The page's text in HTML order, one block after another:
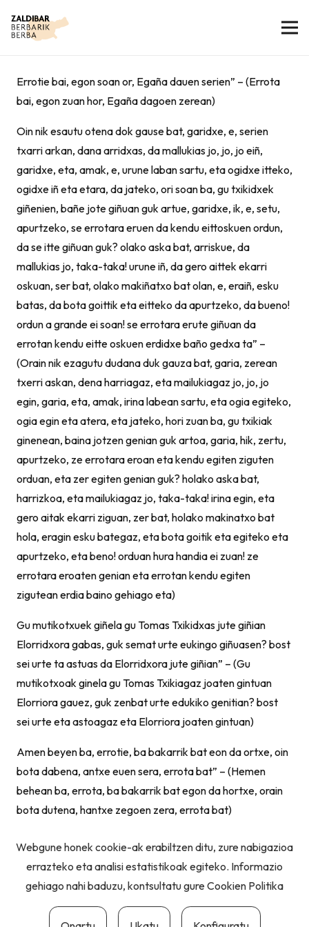
Errotie bai, egon soan or, Egaña dauen serien” – (Errota
bai, egon zuan hor, Egaña dagoen zerean)
Oin nik esautu otena dok gause bat, garidxe, e, serien
txarri arkan, dana arridxas, da mallukias jo, jo, jo eiñ,
garidxe, eta, amak, e, urune laban sartu, eta ogidxe itteko,
ogidxe iñ eta etara, da jateko, ori soan ba, gu txikidxek
giñenien, bañe jote giñuan guk artue, garidxe, ik, e, setu,
apurtzeko, se errotara eruen da kendu eittoskuen ordun,
da se itte giñuan guk? olako aska bat, arriskue, da
mallukias jo, taka-taka! urune iñ, da gero aittek ekarri
oskuan, ser bat, olako makiñatxo bat olan, e, eraiñ, esku
batas, da bota goittik eta eitteko da apurtzeko, da bueno!
ordun a grande ei soan! se errotara erute giñuan da
errotan kendu eitte oskuen erdidxe baño gedxa ta” –
(Orain nik ezagutu dudana duk gauza bat, garia, zerean
txerri askan, dena harriagaz, eta mailukiagaz jo, jo, jo
egin, garia, eta, amak, irina labean sartu, eta ogia egiteko,
ogia egin eta atera, eta jateko, hori zuan ba, gu txikiak
ginenean, baina jotzen genian guk artoa, garia, hik, zertu,
apurtzeko, ze errotara eroan eta kendu egiten ziguten
orduan, eta zer egiten genian guk? holako aska bat,
harrizkoa, eta mailukiagaz jo, taka-taka! irina egin, eta
gero aitak ekarri ziguan, zer bat, holako makinatxo bat
hola, eragin esku bategaz, eta bota goitik eta egiteko eta
apurtzeko, eta beno! orduan hura handia ei zuan! ze
errotara eroaten genian eta errotan kendu egiten
zigutean erdia baino gehiago eta)
Gu mutikotxuek giñela gu Tomas Txikidxas jute giñian
Elorridxora gabas, guk semat urte eukingo giñuasen? bost
sei urte ta astuas da Elorridxora jute giñian” – (Gu
mutikotxoak ginela gu Tomas Txikiagaz joaten gintuan
Elorriora gauez, guk zenbat urte edukiko genitian? bost
sei urte eta astoagaz eta Elorriora joaten gintuan)
Amen beyen ba, errotie, ba bakarrik bat eon da ortxe, oin
bota dabena, antxe euen sera, errota bat” – (Hemen
behean ba, errota, ba bakarrik bat egon da hortxe, orain
bota dutena, hantxe zegoen zera, errota bat)
Webgune honek cookie-ak erabiltzen ditu, zure nabigazioa
errazteko eta analisi estatistikoak egiteko. Informazio
gehiago nahi baduzu, kontsultatu gureCookien Politika